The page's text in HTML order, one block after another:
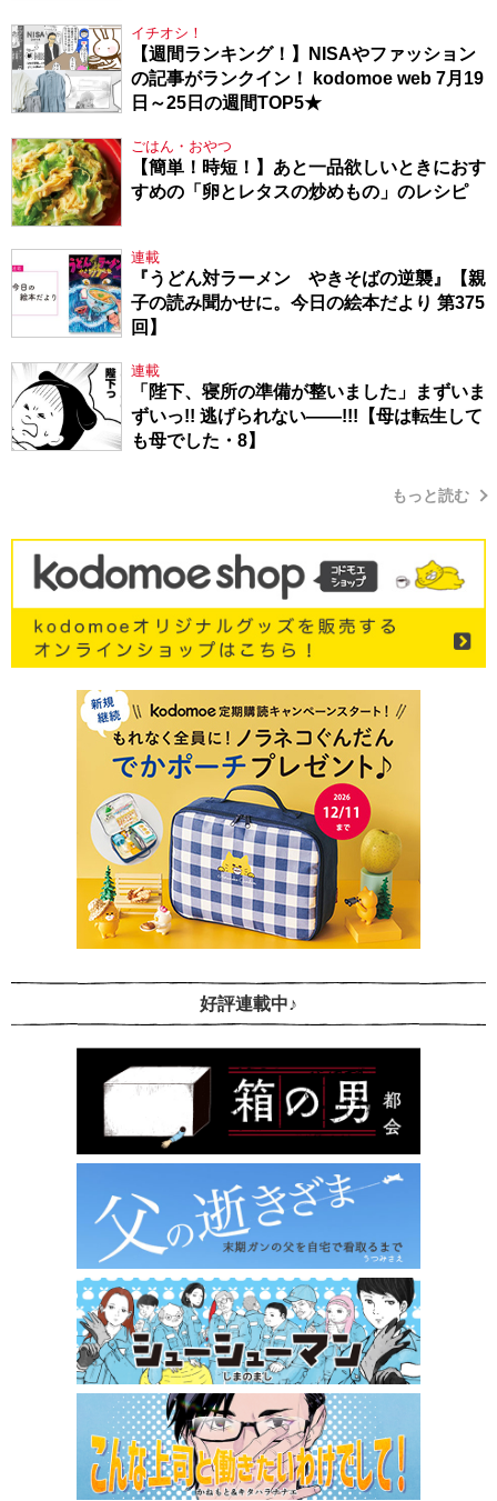
イチオシ！
【週間ランキング！】NISAやファッション
の記事がランクイン！ kodomoe web 7月19
日～25日の週間TOP5★
ごはん・おやつ
【簡単！時短！】あと一品欲しいときにおす
すめの「卵とレタスの炒めもの」のレシピ
連載
『うどん対ラーメン やきそばの逆襲』【親
子の読み聞かせに。今日の絵本だより 第375
回】
連載
「陛下、寝所の準備が整いました」まずいま
ずいっ!! 逃げられない――!!!【母は転生して
も母でした・8】
もっと読む
好評連載中♪